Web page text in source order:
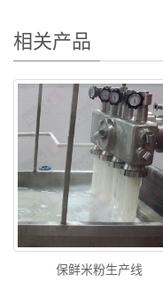
相关产品
保鲜米粉生产线